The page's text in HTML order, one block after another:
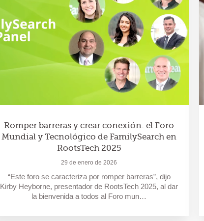
Romper barreras y crear conexión: el Foro
Mundial y Tecnológico de FamilySearch en
RootsTech 2025
29 de enero de 2026
“Este foro se caracteriza por romper barreras”, dijo
Kirby Heyborne, presentador de RootsTech 2025, al dar
la bienvenida a todos al Foro mun…